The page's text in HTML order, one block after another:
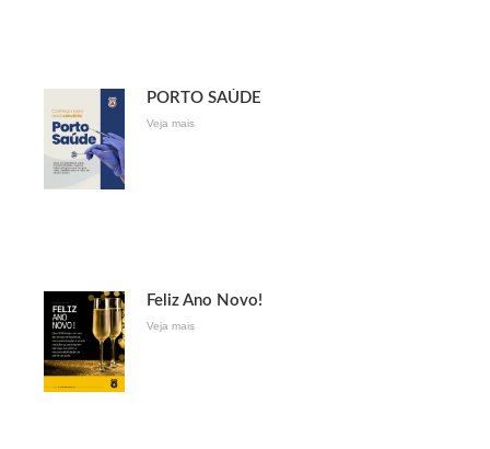
PORTO SAÚDE
Veja mais
Feliz Ano Novo!
Veja mais